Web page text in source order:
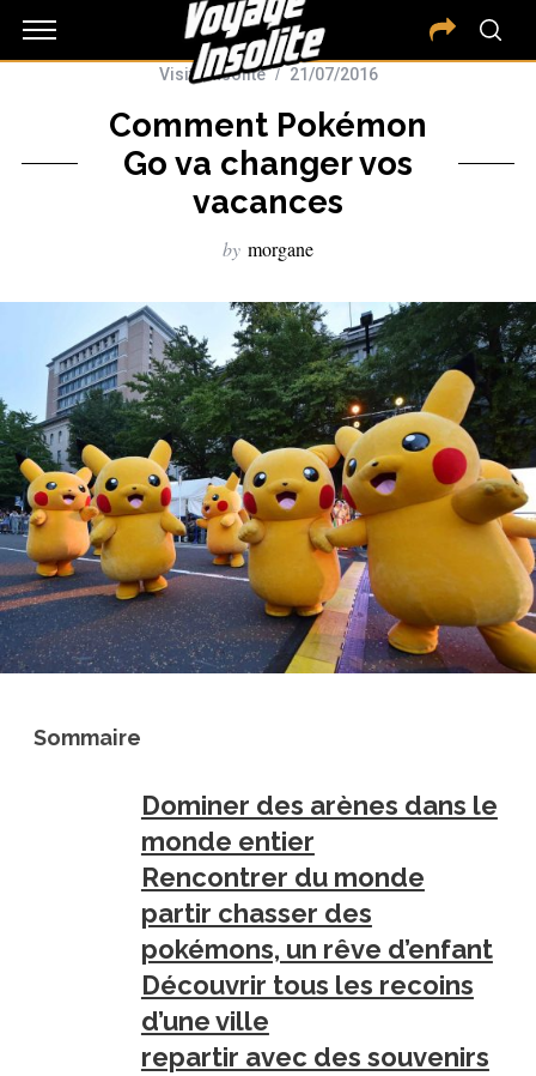
Visite insolite 21/07/2016
Comment Pokémon
Go va changer vos
vacances
by morgane
Sommaire
Dominer des arènes dans le
monde entier
Rencontrer du monde
partir chasser des
pokémons, un rêve d’enfant
Découvrir tous les recoins
d’une ville
repartir avec des souvenirs